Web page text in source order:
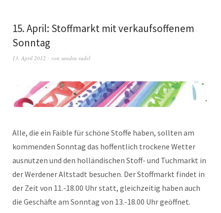
15. April: Stoffmarkt mit verkaufsoffenem
Sonntag
13. April 2012 von sandra rudel
Alle, die ein Faible für schöne Stoffe haben, sollten am
kommenden Sonntag das hoffentlich trockene Wetter
ausnutzen und den holländischen Stoff- und Tuchmarkt in
der Werdener Altstadt besuchen. Der Stoffmarkt findet in
der Zeit von 11.-18.00 Uhr statt, gleichzeitig haben auch
die Geschäfte am Sonntag von 13.-18.00 Uhr geöffnet.